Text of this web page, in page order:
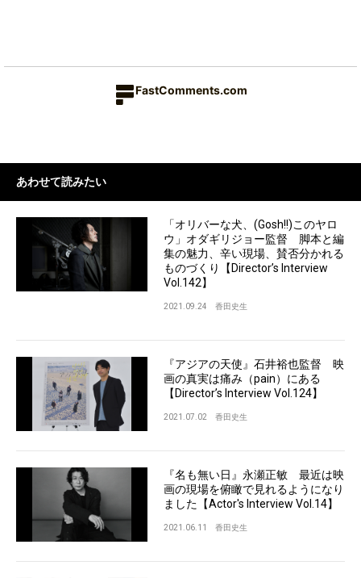
FastComments.com
あわせて読みたい
「オリバーな犬、(Gosh!!)このヤロ
ウ」オダギリジョー監督 脚本と編
集の魅力、辛い現場、賛否分かれる
ものづくり【Director’s Interview
Vol.142】
2021.09.24 香田史生
『アジアの天使』石井裕也監督 映
画の真実は痛み（pain）にある
【Director’s Interview Vol.124】
2021.07.02 香田史生
『名も無い日』永瀬正敏 最近は映
画の現場を俯瞰で見れるようになり
ました【Actor's Interview Vol.14】
2021.06.11 香田史生